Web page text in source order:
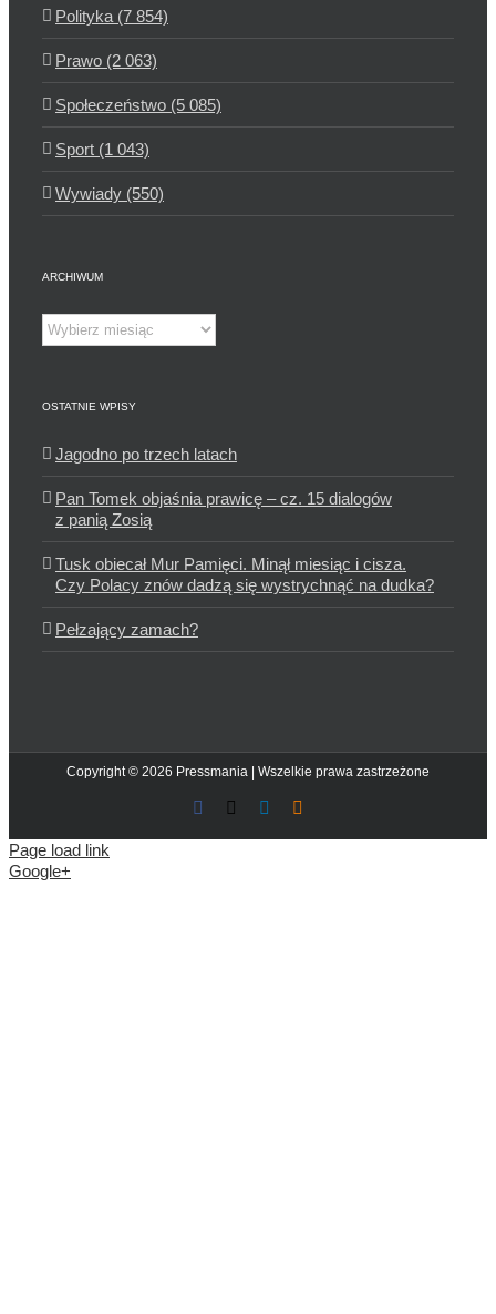
Polityka (7 854)
Prawo (2 063)
Społeczeństwo (5 085)
Sport (1 043)
Wywiady (550)
ARCHIWUM
Archiwum
OSTATNIE WPISY
Jagodno po trzech latach
Pan Tomek objaśnia prawicę – cz. 15 dialogów
z panią Zosią
Tusk obiecał Mur Pamięci. Minął miesiąc i cisza.
Czy Polacy znów dadzą się wystrychnąć na dudka?
Pełzający zamach?
Copyright © 2026 Pressmania | Wszelkie prawa zastrzeżone
Facebook LinkedIn
Page load link
Google+